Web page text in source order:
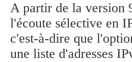
A partir de la version
l'écoute sélective en
c'est-à-dire que
une liste d'adresses